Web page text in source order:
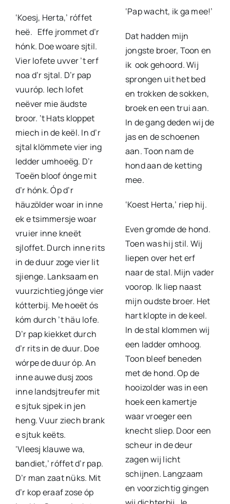
‘Koesj, Herta,’ róffet
heë. Effe jrommet d’r
hónk. Doe woare sjtil.
Vier lofete uvver ’t erf
noa d’r sjtal. D’r pap
vuuróp. Iech lofet
neëver mie äudste
broor. ’t Hats kloppet
miech in de keël. In d’r
sjtal klömmete vier ing
ledder umhoeëg. D’r
Toeën bloof ónge mit
d’r hónk. Óp d’r
häuzölder woar in inne
ek e tsimmersje woar
vruier inne kneët
sjloffet. Durch inne rits
in de duur zoge vier lit
sjienge. Lanksaam en
vuurzichtieg jónge vier
kótterbij. Me hoeët ós
kóm durch ’t häu lofe.
D’r pap kiekket durch
d’r rits in de duur. Doe
wórpe de duur óp. An
inne auwe dusj zoos
inne landsjtreufer mit
e sjtuk sjpek in jen
heng. Vuur ziech brank
e sjtuk keëts.
‘Vleesj klauwe wa,
bandiet,’ róffet d’r pap.
D’r man zaat nüks. Mit
d’r kop eraaf zose óp
‘Pap wacht, ik ga mee!’
Dat hadden mijn
jongste broer, Toon en
ik ook gehoord. Wij
sprongen uit het bed
en trokken de sokken,
broek en een trui aan.
In de gang deden wij de
jas en de schoenen
aan. Toon nam de
hond aan de ketting
mee.
‘Koest Herta,’ riep hij.
Even gromde de hond.
Toen was hij stil. Wij
liepen over het erf
naar de stal. Mijn vader
voorop. Ik liep naast
mijn oudste broer. Het
hart klopte in de keel.
In de stal klommen wij
een ladder omhoog.
Toon bleef beneden
met de hond. Op de
hooizolder was in een
hoek een kamertje
waar vroeger een
knecht sliep. Door een
scheur in de deur
zagen wij licht
schijnen. Langzaam
en voorzichtig gingen